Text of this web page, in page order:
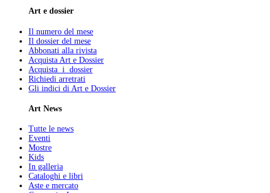
Art e dossier
Il numero del mese
Il dossier del mese
Abbonati alla rivista
Acquista Art e Dossier
Acquista i dossier
Richiedi arretrati
Gli indici di Art e Dossier
Art News
Tutte le news
Eventi
Mostre
Kids
In galleria
Cataloghi e libri
Aste e mercato